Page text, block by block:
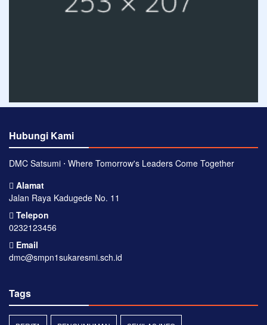
Hubungi Kami
DMC Satsumi ⋅ Where Tomorrow's Leaders Come Together
Alamat
Jalan Raya Kadugede No. 11
Telepon
0232123456
Email
dmc@smpn1sukaresmi.sch.id
Tags